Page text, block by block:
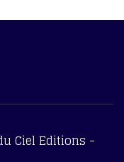
Ciel Editions -